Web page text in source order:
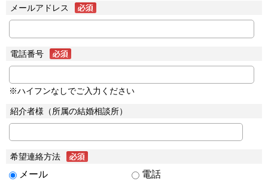
メールアドレス
電話番号
※ハイフンなしでご入力ください
紹介者様（所属の結婚相談所）
希望連絡方法
メール 電話